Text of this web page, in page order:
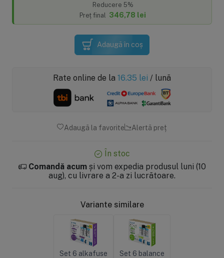
Reducere 5%
Preț final 346,78 lei
Adaugă în coș
Rate online de la 16.35 lei / lună
Adaugă la favorite Alertă preț
În stoc
Comandă acumși vom expedia produsul luni (10
aug), cu livrare a 2-a zi lucrătoare.
Variante similare
Set 6 alkafuse Set 6 balance